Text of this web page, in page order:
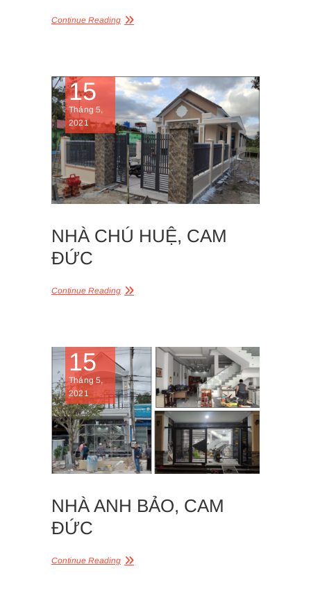
Continue Reading
15
Tháng 5,
2021
NHÀ CHÚ HUỆ, CAM
ĐỨC
Continue Reading
15
Tháng 5,
2021
NHÀ ANH BẢO, CAM
ĐỨC
Continue Reading